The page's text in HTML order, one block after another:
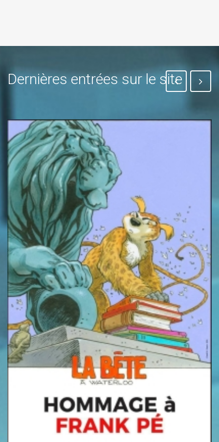
Dernières entrées sur le site